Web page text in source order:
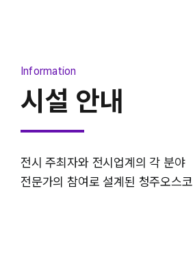
Information
시설 안내
전시 주최자와 전시업계의 각 분야
전문가의 참여로 설계된 청주오스코
전시장
중회의실